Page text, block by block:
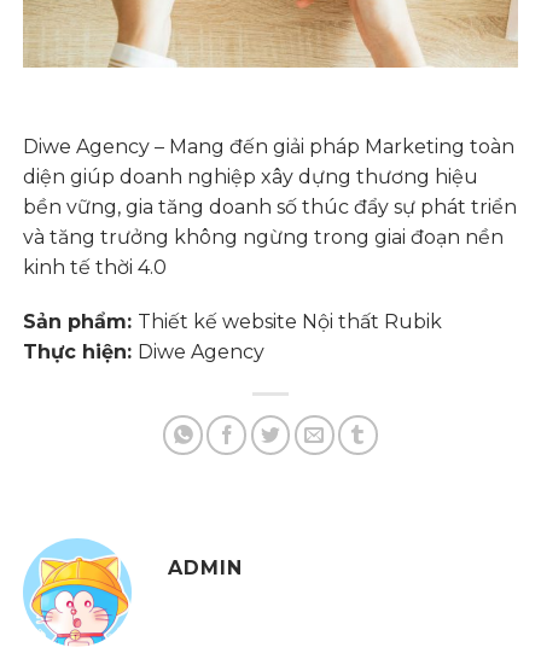
Diwe Agency – Mang đến giải pháp Marketing toàn
diện giúp doanh nghiệp xây dựng thương hiệu
bền vững, gia tăng doanh số thúc đẩy sự phát triển
và tăng trưởng không ngừng trong giai đoạn nền
kinh tế thời 4.0
Sản phẩm: Thiết kế website Nội thất Rubik
Thực hiện: Diwe Agency
ADMIN